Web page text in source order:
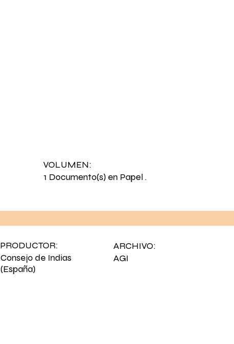
VOLUMEN:
1 Documento(s) en Papel .
PRODUCTOR:
Consejo de Indias
(España)
ARCHIVO:
AGI